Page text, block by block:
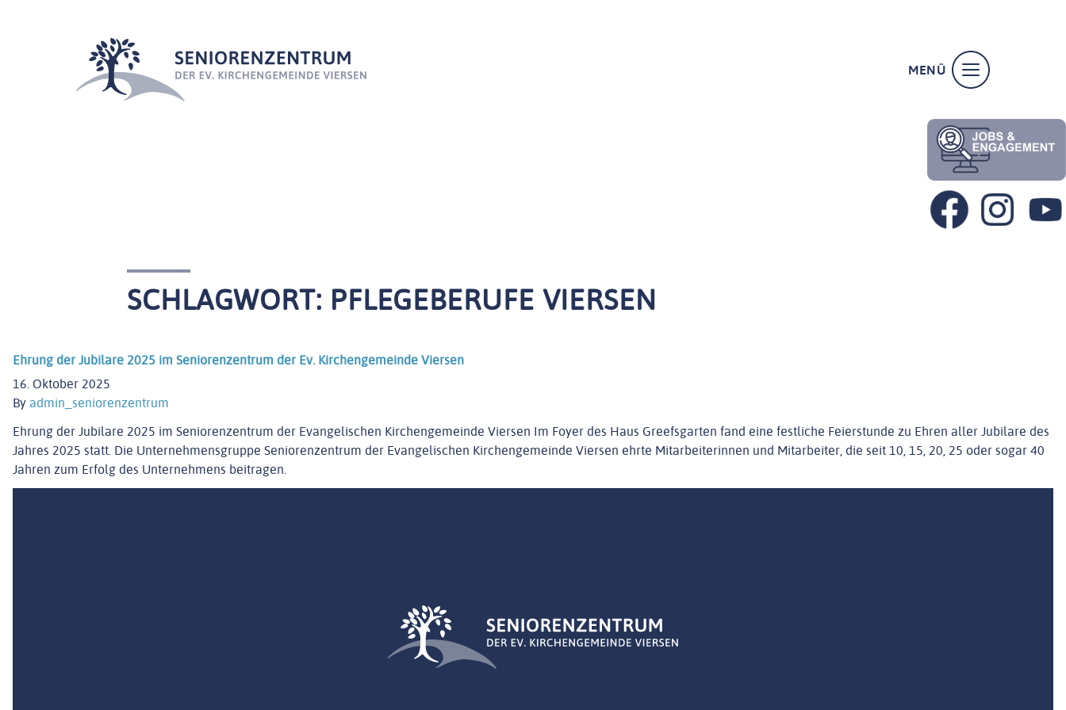
WILLKOMMEN
LEISTUNGEN
ENGAGEMENT
KONTAKT
MENÜ
SCHLAGWORT: PFLEGEBERUFE VIERSEN
Ehrung der Jubilare 2025 im Seniorenzentrum der Ev. Kirchengemeinde Viersen
16. Oktober 2025
By admin_seniorenzentrum
Ehrung der Jubilare 2025 im Seniorenzentrum der Evangelischen Kirchengemeinde Viersen Im Foyer des Haus Greefsgarten fand eine festliche Feierstunde zu Ehren aller Jubilare des
Jahres 2025 statt. Die Unternehmensgruppe Seniorenzentrum der Evangelischen Kirchengemeinde Viersen ehrte Mitarbeiterinnen und Mitarbeiter, die seit 10, 15, 20, 25 oder sogar 40
Jahren zum Erfolg des Unternehmens beitragen.